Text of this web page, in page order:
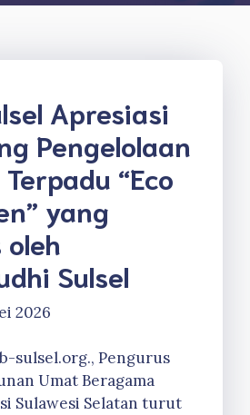
Apresiasi
Pengelolaan
“Eco
yang
oleh
Sulsel
2026
sulsel.org., Pengurus
Umat Beragama
Sulawesi Selatan turut